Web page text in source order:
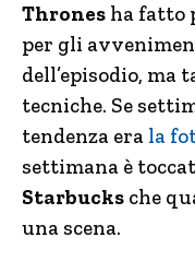
Thrones ha fatto
per gli
dell’episodio, ma
tecniche. Se
tendenza era la
settimana è
Starbucks che
una scena.